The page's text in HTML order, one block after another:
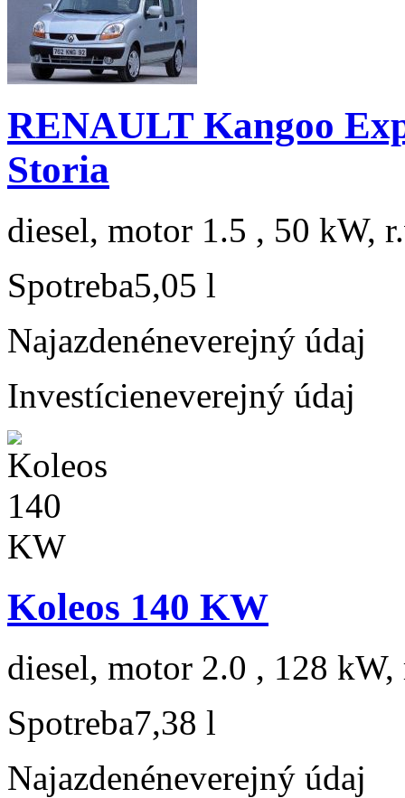
RENAULT Kangoo
Storia
diesel, motor 1.5 , 50 kW,
Spotreba5,05 l
Najazdenéneverejný údaj
Investícieneverejný údaj
Koleos 140 KW
diesel, motor 2.0 , 128 kW,
Spotreba7,38 l
Najazdenéneverejný údaj